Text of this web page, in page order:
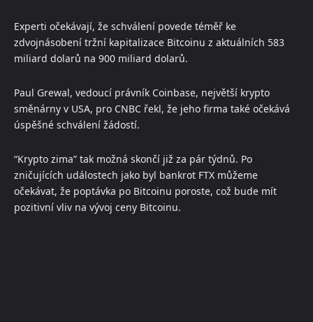
Experti očekávají, že schválení povede téměř ke
zdvojnásobení tržní kapitalizace Bitcoinu z aktuálních 583
miliard dolarů na 900 miliard dolarů.
Paul Grewal, vedoucí právník Coinbase, největší krypto
směnárny v USA, pro CNBC řekl, že jeho firma také očekává
úspěšné schválení žádostí.
“Krypto zima” tak možná skončí již za pár týdnů. Po
zničujících událostech jako byl bankrot FTX můžeme
očekávat, že poptávka po Bitcoinu poroste, což bude mít
pozitivní vliv na vývoj ceny Bitcoinu.